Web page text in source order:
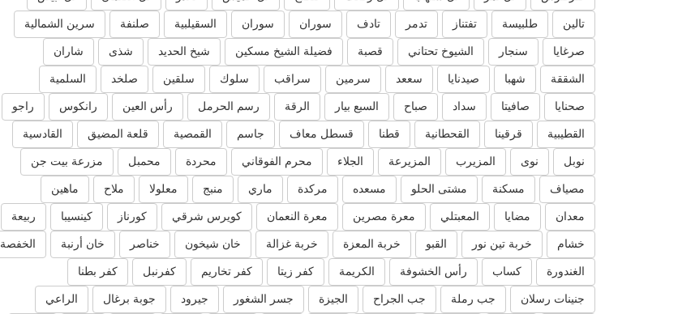
تالين طلبيسة تفتناز تدمر تادف سوران سوران السقيلبية صلنفة سرين الشمالية
صرغايا سنجار الشيوخ تحتاني قصبة فضيلة الشيخ مسكين شيخ الحديد شذى شاران
الشققة شهبا صيدنايا سععد سرمين سراقب سلوك سلقين صلخد السلمية
صحنايا صافيتا سداد صباح السبع بيار الرقة رسم الحرمل رأس العين رانكوس راجو
القطيبية قرقينا القحطانية قطنا قسطل معاف جاسم القمصية قلعة المضيق القادسية
نوبل نوى المزيرب المزيرعة الجلاء محرم الفوقاني محردة محمبل مزرعة بيت جن
مصياف مسكنة مشتى الحلو مسعده مركدة ماري منبج معلولا ملاح ماهين
معدان مضايا المعبتلي معرة مصرين معرة النعمان كويرس شرقي كورناز كينسيبا ربيعة
خشام خربة تين نور القبو خربة المعزة خربة غزالة خان شيخون خناصر خان أرنبة الخفصة
الغندورة كساب رأس الخشوفة الكريمة كفر زيتا كفر تخاريم كفرنبل كفر بطنا
جنينات رسلان جب رملة جب الجراح الجيزة جسر الشغور جيرود جوبة برغال الراعي